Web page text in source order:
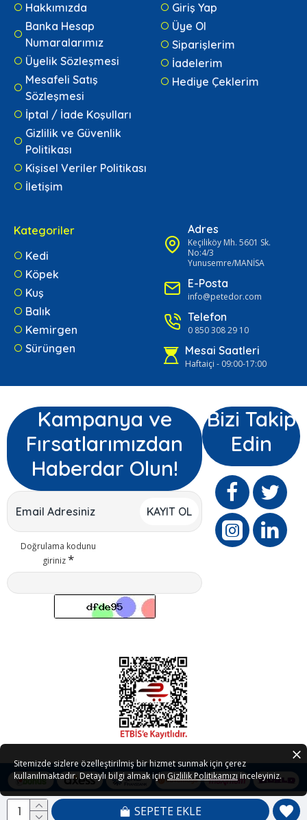
SEPETE EKLE
Hakkımızda
Banka Hesap
Numaralarımız
Üyelik Sözleşmesi
Mesafeli Satış
Sözleşmesi
İptal / İade Koşulları
Gizlilik ve Güvenlik
Politikası
Kişisel Veriler Politikası
İletişim
Giriş Yap
Üye Ol
Siparişlerim
İadelerim
Hediye Çeklerim
Kategoriler
Kedi
Köpek
Kuş
Balık
Kemirgen
Sürüngen
Adres
Keçiliköy Mh. 5601 Sk.
No:4/3
Yunusemre/MANİSA
E-Posta
info@petedor.com
Telefon
0 850 308 29 10
Mesai Saatleri
Haftaiçi - 09:00-17:00
Kampanya ve
Fırsatlarımızdan
Haberdar Olun!
KAYIT OL
Doğrulama kodunu
giriniz
Bizi Takip
Edin
Sitemizde sizlere özelleştirilmiş bir hizmet sunmak için çerez
kullanılmaktadır. Detaylı bilgi almak için Gizlilik Politikamızı inceleyiniz.